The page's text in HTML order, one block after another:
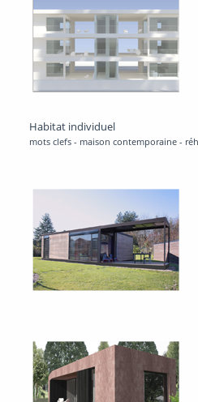
Habitat individuel
mots clefs - maison contemporaine -